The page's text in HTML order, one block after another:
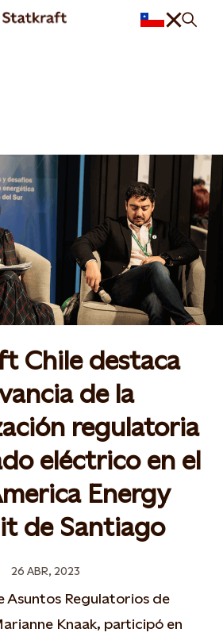
Chile destaca
de la
regulatoria
eléctrico en el
Energy
de Santiago
26 ABR, 2023
Asuntos Regulatorios de
Knaak, participó en